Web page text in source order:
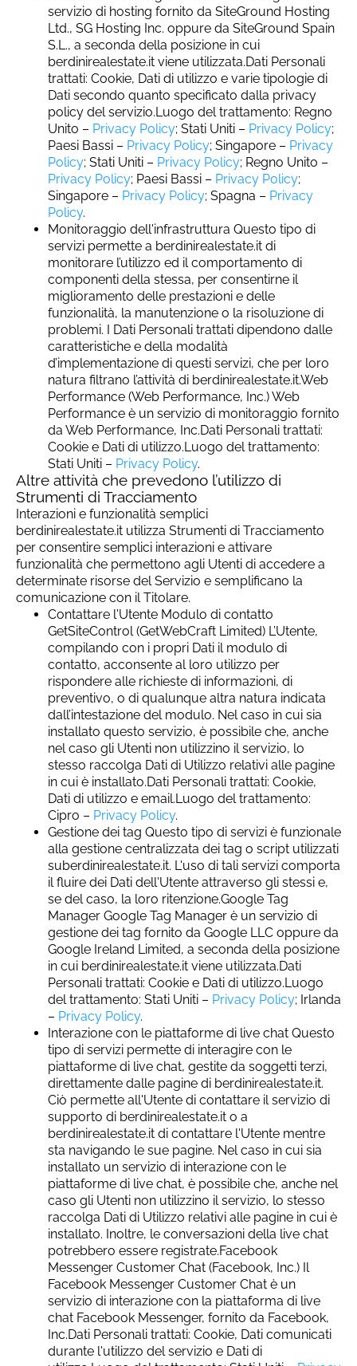
servizio di hosting fornito da SiteGround Hosting
Ltd., SG Hosting Inc. oppure da SiteGround Spain
S.L., a seconda della posizione in cui
berdinirealestate.it viene utilizzata.Dati Personali
trattati: Cookie, Dati di utilizzo e varie tipologie di
Dati secondo quanto specificato dalla privacy
policy del servizio.Luogo del trattamento: Regno
Unito – Privacy Policy; Stati Uniti – Privacy Policy;
Paesi Bassi – Privacy Policy; Singapore – Privacy
Policy; Stati Uniti – Privacy Policy; Regno Unito –
Privacy Policy; Paesi Bassi – Privacy Policy;
Singapore – Privacy Policy; Spagna – Privacy
Policy.
Monitoraggio dell'infrastruttura Questo tipo di
servizi permette a berdinirealestate.it di
monitorare l’utilizzo ed il comportamento di
componenti della stessa, per consentirne il
miglioramento delle prestazioni e delle
funzionalità, la manutenzione o la risoluzione di
problemi. I Dati Personali trattati dipendono dalle
caratteristiche e della modalità
d’implementazione di questi servizi, che per loro
natura filtrano l’attività di berdinirealestate.it.Web
Performance (Web Performance, Inc.) Web
Performance è un servizio di monitoraggio fornito
da Web Performance, Inc.Dati Personali trattati:
Cookie e Dati di utilizzo.Luogo del trattamento:
Stati Uniti – Privacy Policy.
Altre attività che prevedono l’utilizzo di
Strumenti di Tracciamento
Interazioni e funzionalità semplici
berdinirealestate.it utilizza Strumenti di Tracciamento
per consentire semplici interazioni e attivare
funzionalità che permettono agli Utenti di accedere a
determinate risorse del Servizio e semplificano la
comunicazione con il Titolare.
Contattare l'Utente Modulo di contatto
GetSiteControl (GetWebCraft Limited) L’Utente,
compilando con i propri Dati il modulo di
contatto, acconsente al loro utilizzo per
rispondere alle richieste di informazioni, di
preventivo, o di qualunque altra natura indicata
dall’intestazione del modulo. Nel caso in cui sia
installato questo servizio, è possibile che, anche
nel caso gli Utenti non utilizzino il servizio, lo
stesso raccolga Dati di Utilizzo relativi alle pagine
in cui è installato.Dati Personali trattati: Cookie,
Dati di utilizzo e email.Luogo del trattamento:
Cipro – Privacy Policy.
Gestione dei tag Questo tipo di servizi è funzionale
alla gestione centralizzata dei tag o script utilizzati
suberdinirealestate.it. L'uso di tali servizi comporta
il fluire dei Dati dell'Utente attraverso gli stessi e,
se del caso, la loro ritenzione.Google Tag
Manager Google Tag Manager è un servizio di
gestione dei tag fornito da Google LLC oppure da
Google Ireland Limited, a seconda della posizione
in cui berdinirealestate.it viene utilizzata.Dati
Personali trattati: Cookie e Dati di utilizzo.Luogo
del trattamento: Stati Uniti – Privacy Policy; Irlanda
– Privacy Policy.
Interazione con le piattaforme di live chat Questo
tipo di servizi permette di interagire con le
piattaforme di live chat, gestite da soggetti terzi,
direttamente dalle pagine di berdinirealestate.it.
Ciò permette all'Utente di contattare il servizio di
supporto di berdinirealestate.it o a
berdinirealestate.it di contattare l'Utente mentre
sta navigando le sue pagine. Nel caso in cui sia
installato un servizio di interazione con le
piattaforme di live chat, è possibile che, anche nel
caso gli Utenti non utilizzino il servizio, lo stesso
raccolga Dati di Utilizzo relativi alle pagine in cui è
installato. Inoltre, le conversazioni della live chat
potrebbero essere registrate.Facebook
Messenger Customer Chat (Facebook, Inc.) Il
Facebook Messenger Customer Chat è un
servizio di interazione con la piattaforma di live
chat Facebook Messenger, fornito da Facebook,
Inc.Dati Personali trattati: Cookie, Dati comunicati
durante l'utilizzo del servizio e Dati di